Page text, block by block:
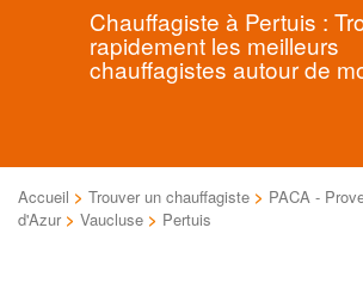
Chauffagiste à Pertuis :
rapidement les meilleurs
chauffagistes autour de
Accueil > Trouver un chauffagiste > PACA -
d'Azur > Vaucluse > Pertuis